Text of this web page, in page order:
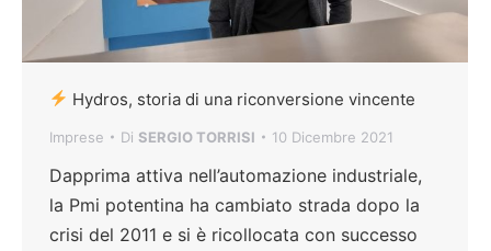
Hydros, storia di una riconversione vincente
Imprese Di SERGIO TORRISI 10 Dicembre 2021
Dapprima attiva nell’automazione industriale,
la Pmi potentina ha cambiato strada dopo la
crisi del 2011 e si è ricollocata con successo